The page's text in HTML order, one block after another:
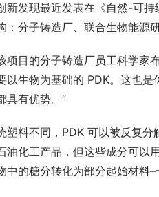
新发现最近发表在《自然-可
：分子铸造厂、联合生物能源
项目的分子铸造厂员工科学家
以生物为基础的 PDK。这也
具有优势。”
塑料不同，PDK 可以被反复
油化工产品，但这些成分可以
中的糖分转化为部分起始材料